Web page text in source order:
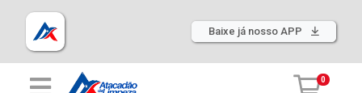
Baixe já nosso APP
0